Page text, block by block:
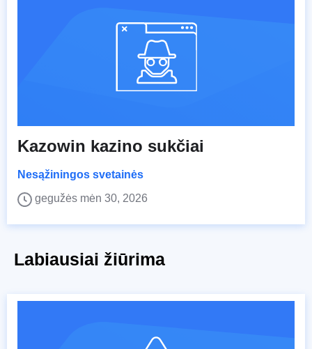
Kazowin kazino sukčiai
Nesąžiningos svetainės
gegužės mėn 30, 2026
Labiausiai žiūrima